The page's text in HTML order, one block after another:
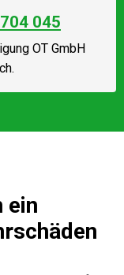
045
OT GmbH
ein